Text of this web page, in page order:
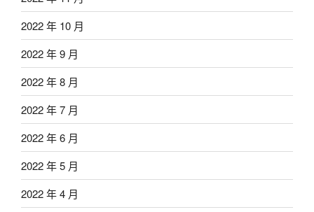
2022 年 10 月
2022 年 9 月
2022 年 8 月
2022 年 7 月
2022 年 6 月
2022 年 5 月
2022 年 4 月